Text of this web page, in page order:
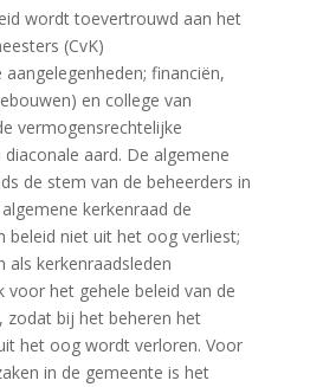
wordt toevertrouwd aan het
(CvK)
financiën,
en college van
vermogensrechtelijke
aard. De algemene
de stem van de beheerders in
kerkenraad de
beleid niet uit het oog verliest;
als kerkenraadsleden
het gehele beleid van de
zodat bij het beheren het
het oog wordt verloren. Voor
in de gemeente is het